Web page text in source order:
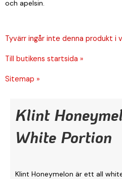
och apelsin.
Tyvärr ingår inte denna produkt
Till butikens startsida »
Sitemap »
Klint
White Portion
Klint Honeymelon är ett all